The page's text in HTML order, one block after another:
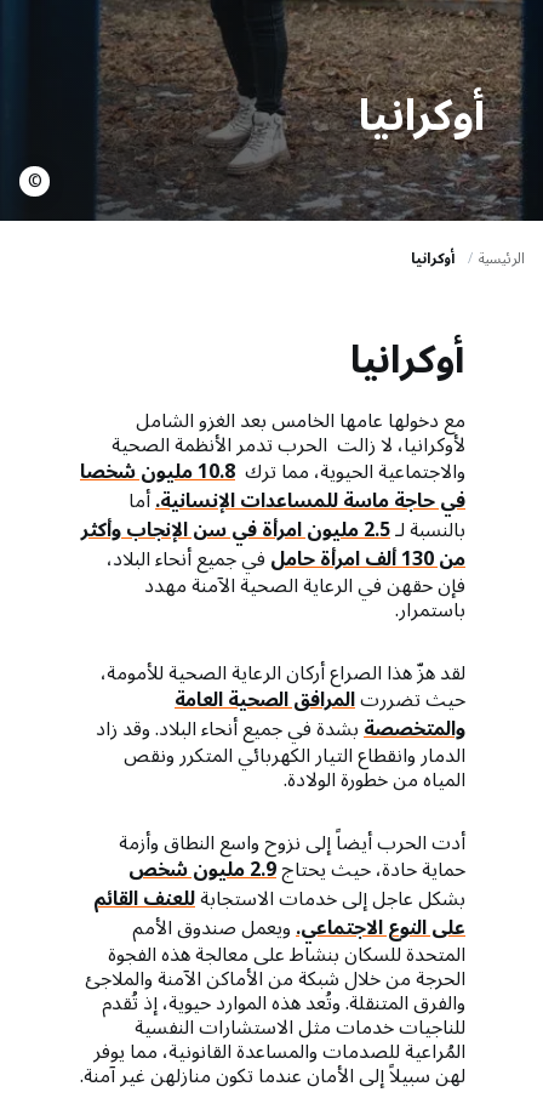
o
n
أوكرانيا
©
الرئيسية أوكرانيا
أوكرانيا
مع دخولها عامها الخامس بعد الغزو الشامل
لأوكرانيا، لا زالت الحرب تدمر الأنظمة الصحية
والاجتماعية الحيوية، مما ترك 10.8 مليون شخصا
في حاجة ماسة للمساعدات الإنسانية.أما
بالنسبة لـ 2.5 مليون امرأة في سن الإنجاب وأكثر
من 130 ألف امرأة حامل في جميع أنحاء البلاد،
فإن حقهن في الرعاية الصحية الآمنة مهدد
باستمرار.
لقد هزّ هذا الصراع أركان الرعاية الصحية للأمومة،
حيث تضررتالمرافق الصحية العامة
والمتخصصةبشدة في جميع أنحاء البلاد. وقد زاد
الدمار وانقطاع التيار الكهربائي المتكرر ونقص
المياه من خطورة الولادة.
أدت الحرب أيضاً إلى نزوح واسع النطاق وأزمة
حماية حادة، حيث يحتاج2.9 مليون شخص
بشكل عاجل إلى خدمات الاستجابةللعنف القائم
على النوع الاجتماعي.ويعمل صندوق الأمم
المتحدة للسكان بنشاط على معالجة هذه الفجوة
الحرجة من خلال شبكة من الأماكن الآمنة والملاجئ
والفرق المتنقلة. وتُعد هذه الموارد حيوية، إذ تُقدم
للناجيات خدمات مثل الاستشارات النفسية
المُراعية للصدمات والمساعدة القانونية، مما يوفر
لهن سبيلاً إلى الأمان عندما تكون منازلهن غير آمنة.